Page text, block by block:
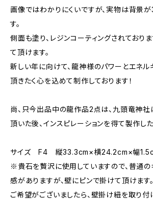
画像ではわかりにくいですが、実物は背景
す。
側面も塗り、レジンコーティングされており
て頂けます。
新しい年に向けて、龍神様のパワーとエネル
頂きたく心を込めて制作しております！
尚、只今出品中の龍作品2点は、九頭竜神
頂いた後、インスピレーションを得て製作した
サイズ F4 縦33.3cm×横24.2cm×幅
※貴石を贅沢に使用していますので、普通の
感がありますが、壁にピンで掛けて頂けます。
ご希望がございましたら、壁掛け紐を取り付